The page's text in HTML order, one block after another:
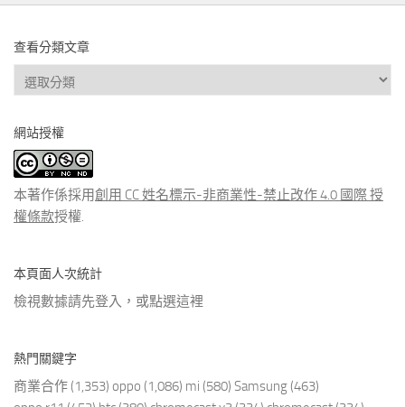
查看分類文章
查
看
類
文
章
網站授權
本著作係採用創用 CC 姓名標示-非商業性-禁止改作 4.0 國際 授
權條款授權.
本頁面人次統計
檢視數據請先登入，或點選這裡
熱門關鍵字
商業合作 (1,353) oppo (1,086) mi (580) Samsung (463)